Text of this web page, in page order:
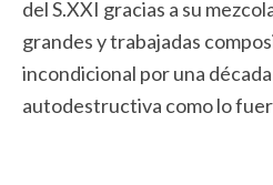
del S.XXI gracias a su
grandes y trabajadas
incondicional por una
autodestructiva como lo